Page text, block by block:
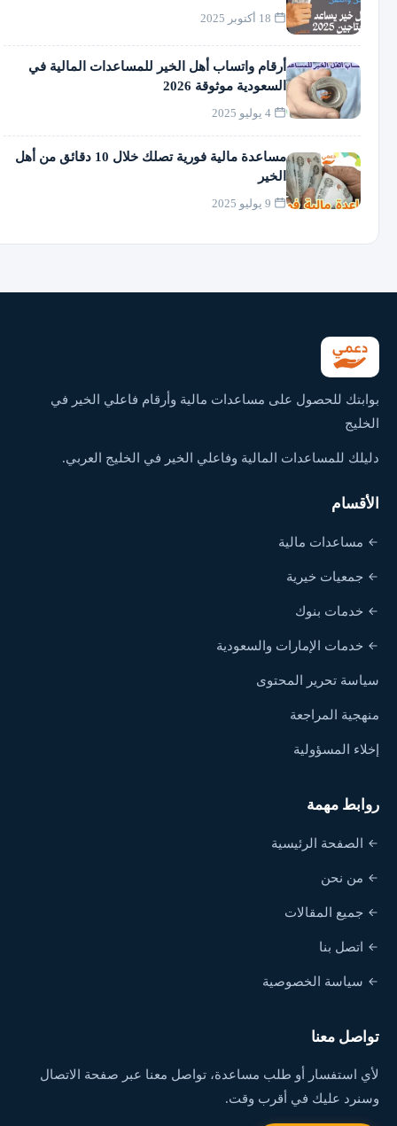
أرقام واتساب أهل الخير للمساعدات المالية في
السعودية موثوقة 2026
مساعدة مالية فورية تصلك خلال 10 دقائق من أهل
الخير
بوابتك للحصول على مساعدات مالية وأرقام فاعلي الخير في
الخليج
دليلك للمساعدات المالية وفاعلي الخير في الخليج العربي.
الأقسام
مساعدات مالية
جمعيات خيرية
خدمات بنوك
خدمات الإمارات والسعودية
سياسة تحرير المحتوى
منهجية المراجعة
إخلاء المسؤولية
روابط مهمة
الصفحة الرئيسية
من نحن
جميع المقالات
اتصل بنا
سياسة الخصوصية
تواصل معنا
لأي استفسار أو طلب مساعدة، تواصل معنا عبر صفحة الاتصال
وسنرد عليك في أقرب وقت.